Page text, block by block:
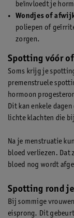
beïnvloedt je
Wondjes of
poliepen of
zorgen.
Spotting vóór
Soms krijg je
premenstruele
hormoon
Dit kan enkele
lichte klachten die bij
Na je menstruatie
bloed verliezen. Dat
bloed nog wordt
Spotting rond
Bij sommige
eisprong. Dit